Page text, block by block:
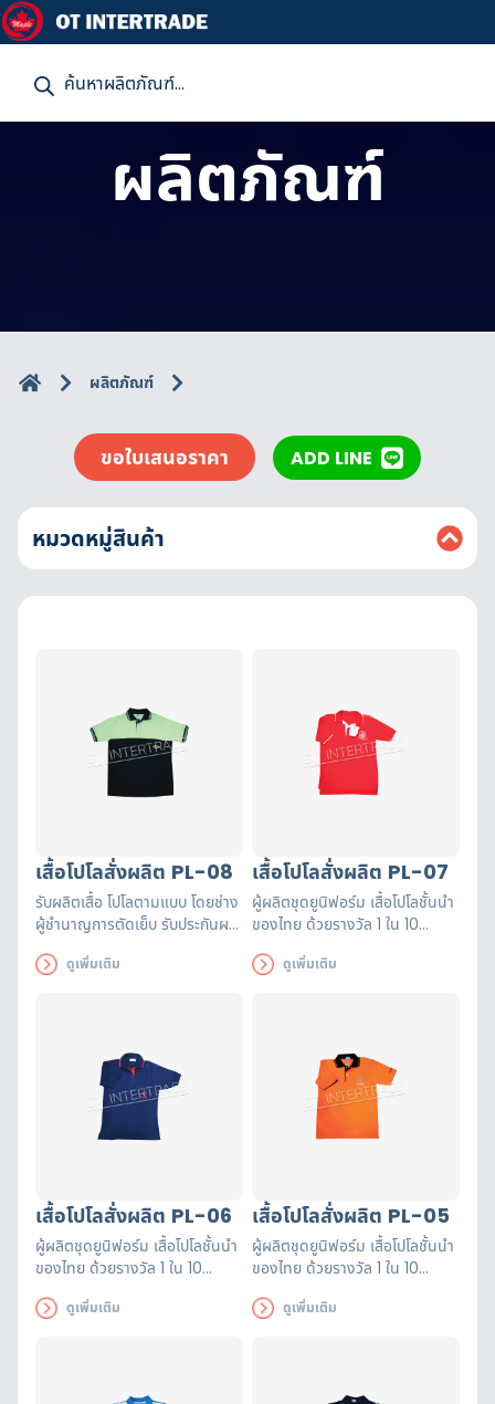
d
ผลิตภัณฑ์
ผลิตภัณฑ์
ขอใบเสนอราคา ADD LINE
หมวดหมู่สินค้า
เสื้อโปโลสั่งผลิต PL-08
รับผลิตเสื้อ โปโลตามแบบ โดยช่าง
ผู้ชำนาญการตัดเย็บ รับประกันผล
โรงงานผลิตและขายส่งยูนิฟอร์มที่
ดูเพิ่มเติม
เสื้อโปโลสั่งผลิต PL-07
ผู้ผลิตชุดยูนิฟอร์ม เสื้อโปโลชั้นนำ
ของไทย ด้วยรางวัล 1 ใน 10
ยูนิฟอร์มที่ดีที่สุดสามารถออกแบบ
ดูเพิ่มเติม
เสื้อโปโลสั่งผลิต PL-06
ผู้ผลิตชุดยูนิฟอร์ม เสื้อโปโลชั้นนำ
ของไทย ด้วยรางวัล 1 ใน 10
ยูนิฟอร์มที่ดีที่สุดสามารถออกแบบ
ดูเพิ่มเติม
เสื้อโปโลสั่งผลิต PL-05
ผู้ผลิตชุดยูนิฟอร์ม เสื้อโปโลชั้นนำ
ของไทย ด้วยรางวัล 1 ใน 10
ยูนิฟอร์มที่ดีที่สุดสามารถออกแบบ
ดูเพิ่มเติม